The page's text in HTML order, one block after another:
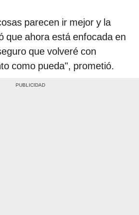
parecen ir mejor y la
que ahora está enfocada en
que volveré con
como pueda", prometió.